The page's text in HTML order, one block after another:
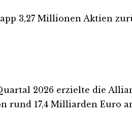
3,27 Millionen Aktien
2026 erzielte die
rund 17,4 Milliarden Euro